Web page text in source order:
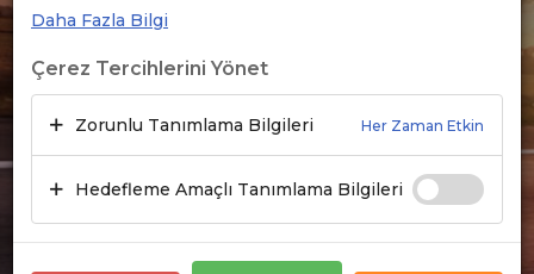
Daha Fazla Bilgi
Çerez Tercihlerini Yönet
Zorunlu Tanımlama Bilgileri Her Zaman Etkin
Hedefleme Amaçlı Tanımlama Bilgileri